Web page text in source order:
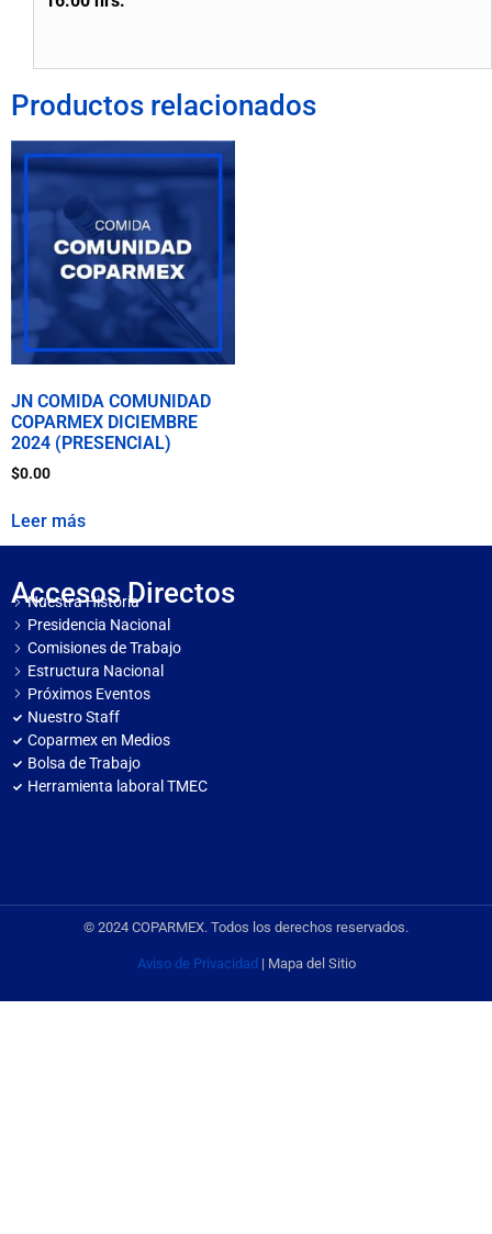
Productos relacionados
JN COMIDA COMUNIDAD
COPARMEX DICIEMBRE
2024 (PRESENCIAL)
$0.00
Leer más
Accesos Directos
Nuestra Historia
Presidencia Nacional
Comisiones de Trabajo
Estructura Nacional
Próximos Eventos
Nuestro Staff
Coparmex en Medios
Bolsa de Trabajo
Herramienta laboral TMEC
© 2024 COPARMEX. Todos los derechos reservados.
Aviso de Privacidad | Mapa del Sitio